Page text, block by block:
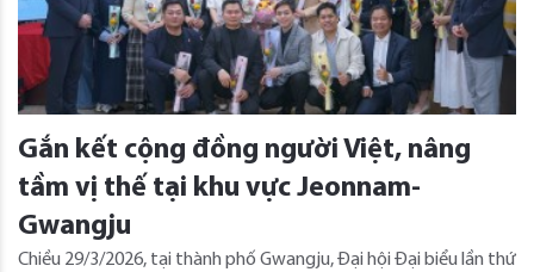
Gắn kết cộng đồng người Việt, nâng
tầm vị thế tại khu vực Jeonnam-
Gwangju
Chiều 29/3/2026, tại thành phố Gwangju, Đại hội Đại biểu lần thứ